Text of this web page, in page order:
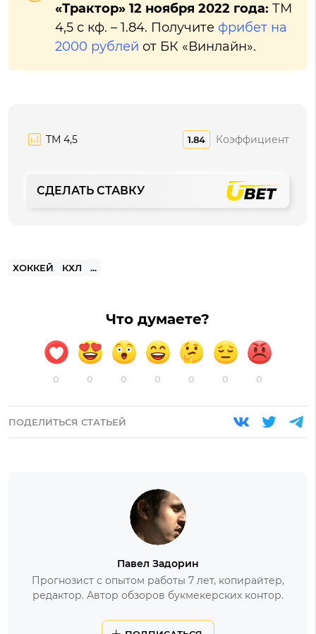
«Трактор» 12 ноября 2022 года: ТМ
4,5 с кф. – 1.84. Получите фрибет на
2000 рублей от БК «Винлайн».
ТМ 4,5 1.84 Коэффициент
СДЕЛАТЬ СТАВКУ
ХОККЕЙ КХЛ ...
Что думаете?
0 0 0 0 0 0 0
ПОДЕЛИТЬСЯ СТАТЬЕЙ
Павел Задорин
Прогнозист с опытом работы 7 лет, копирайтер,
редактор. Автор обзоров букмекерских контор.